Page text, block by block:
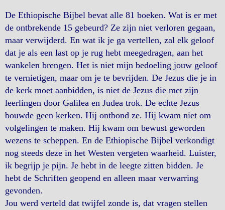
De Ethiopische Bijbel bevat alle 81 boeken. Wat is er met
de ontbrekende 15 gebeurd? Ze zijn niet verloren gegaan,
maar verwijderd. En wat ik je ga vertellen, zal elk geloof
dat je als een last op je rug hebt meegedragen, aan het
wankelen brengen. Het is niet mijn bedoeling jouw geloof
te vernietigen, maar om je te bevrijden. De Jezus die je in
de kerk moet aanbidden, is niet de Jezus die met zijn
leerlingen door Galilea en Judea trok. De echte Jezus
bouwde geen kerken. Hij ontbond ze. Hij kwam niet om
volgelingen te maken. Hij kwam om bewust geworden
wezens te scheppen. En de Ethiopische Bijbel verkondigt
nog steeds deze in het Westen vergeten waarheid. Luister,
ik begrijp je pijn. Je hebt in de leegte zitten bidden. Je
hebt de Schriften geopend en alleen maar verwarring
gevonden.
Jou werd verteld dat twijfel zonde is, dat vragen stellen